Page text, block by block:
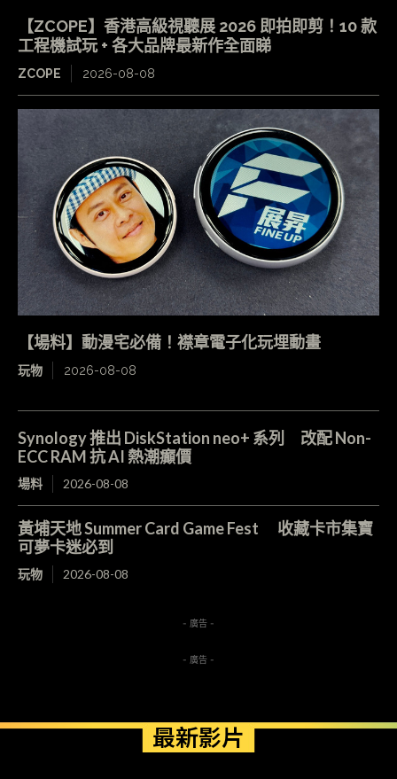
【ZCOPE】香港高級視聽展 2026 即拍即剪！10 款
工程機試玩 + 各大品牌最新作全面睇
ZCOPE 2026-08-08
【場料】動漫宅必備！襟章電子化玩埋動畫
玩物 2026-08-08
Synology 推出 DiskStation neo+ 系列 改配 Non-
ECC RAM 抗 AI 熱潮癲價
場料 2026-08-08
黃埔天地 Summer Card Game Fest 收藏卡市集寶
可夢卡迷必到
玩物 2026-08-08
- 廣告 -
- 廣告 -
最新影片